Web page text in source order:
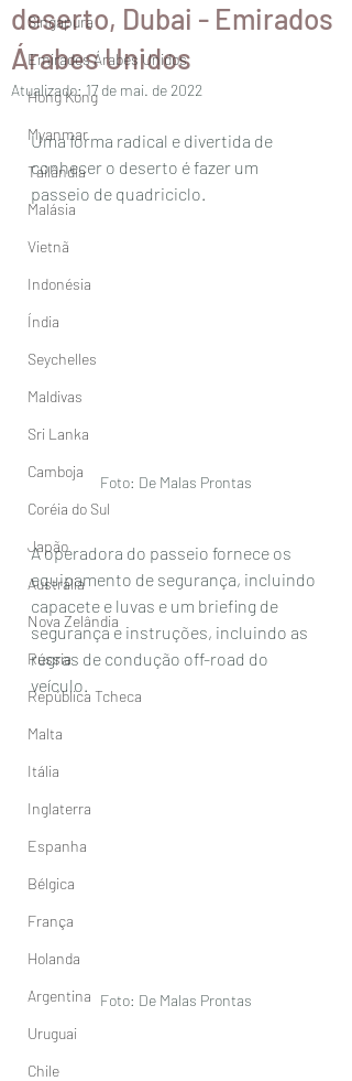
Singapura
Emirados Árabes Unidos
Hong Kong
Myanmar
Tailândia
Malásia
Vietnã
Indonésia
Índia
Seychelles
Maldivas
Sri Lanka
Camboja
Coréia do Sul
Japão
Austrália
Nova Zelândia
Rússia
República Tcheca
Malta
Itália
Inglaterra
Espanha
Bélgica
França
Holanda
Argentina
Uruguai
Chile
deserto, Dubai - Emirados
Árabes Unidos
Atualizado: 17 de mai. de 2022
Uma forma radical e divertida de
conhecer o deserto é fazer um
passeio de quadriciclo.
Foto: De Malas Prontas
A operadora do passeio fornece os
equipamento de segurança, incluindo
capacete e luvas e um briefing de
segurança e instruções, incluindo as
regras de condução off-road do
veículo.
Foto: De Malas Prontas